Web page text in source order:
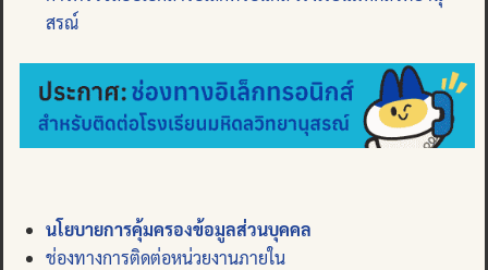
สรณ์
นโยบายการคุ้มครองข้อมูลส่วนบุคคล
ช่องทางการติดต่อหน่วยงานภายใน